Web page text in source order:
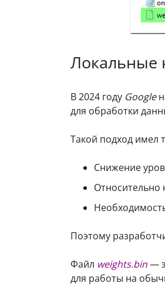
Локальные
В 2024 году Google
для обработки
Такой подход имел
Снижение
Относительно
Поэтому
Файл weights.bin—
для работы на